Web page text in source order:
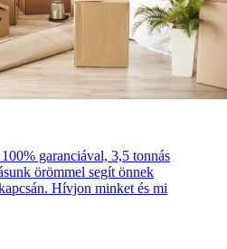
garanciával, 3,5 tonnás
örömmel segít önnek
Hívjon minket és mi